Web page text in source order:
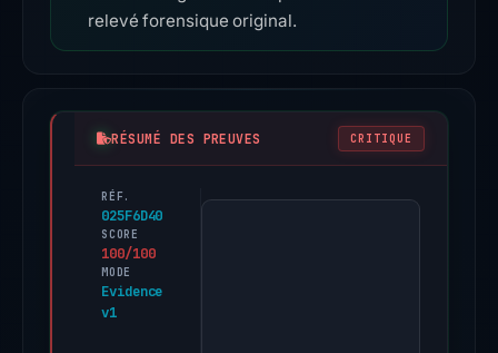
relevé forensique original.
RÉSUMÉ DES PREUVES CRITIQUE
RÉF.
025F6D40
SCORE
100/100
MODE
Evidence
v1
PhishDestroy